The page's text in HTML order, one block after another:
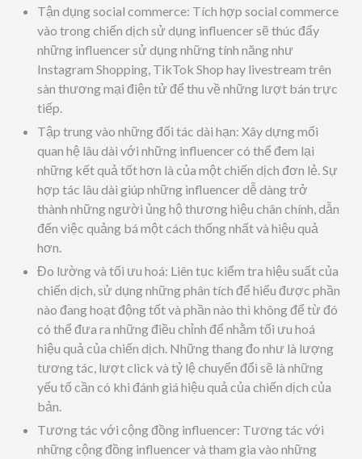
Tận dụng social commerce: Tích hợp social commerce
vào trong chiến dịch sử dụng influencer sẽ thúc đẩy
những influencer sử dụng những tính năng như
Instagram Shopping, TikTok Shop hay livestream trên
sàn thương mại điện tử để thu về những lượt bán trực
tiếp.
Tập trung vào những đối tác dài hạn: Xây dựng mối
quan hệ lâu dài với những influencer có thể đem lại
những kết quả tốt hơn là của một chiến dịch đơn lẻ. Sự
hợp tác lâu dài giúp những influencer dễ dàng trở
thành những người ủng hộ thương hiệu chân chính, dẫn
đến việc quảng bá một cách thống nhất và hiệu quả
hơn.
Đo lường và tối ưu hoá: Liên tục kiểm tra hiệu suất của
chiến dịch, sử dụng những phân tích để hiểu được phần
nào đang hoạt động tốt và phần nào thì không để từ đó
có thể đưa ra những điều chỉnh để nhằm tối ưu hoá
hiệu quả của chiến dịch. Những thang đo như là lượng
tương tác, lượt click và tỷ lệ chuyển đổi sẽ là những
yếu tố cần có khi đánh giá hiệu quả của chiến dịch của
bản.
Tương tác với cộng đồng influencer: Tương tác với
những cộng đồng influencer và tham gia vào những